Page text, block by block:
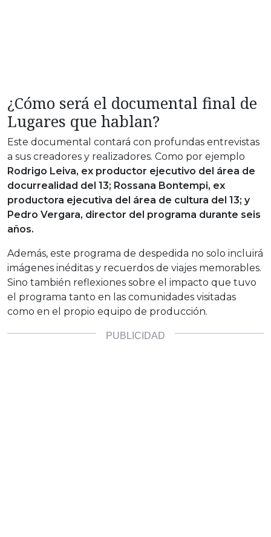
¿Cómo será el documental final de
Lugares que hablan?
Este documental contará con profundas entrevistas
a sus creadores y realizadores. Como por ejemplo
Rodrigo Leiva, ex productor ejecutivo del área de
docurrealidad del 13; Rossana Bontempi, ex
productora ejecutiva del área de cultura del 13; y
Pedro Vergara, director del programa durante seis
años.
Además, este programa de despedida no solo incluirá
imágenes inéditas y recuerdos de viajes memorables.
Sino también reflexiones sobre el impacto que tuvo
el programa tanto en las comunidades visitadas
como en el propio equipo de producción.